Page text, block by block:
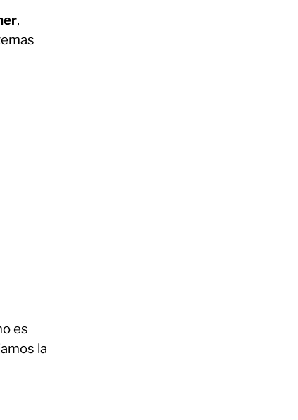
,
es
la